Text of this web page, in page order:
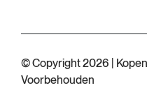
© Copyright 2026 |
Voorbehouden